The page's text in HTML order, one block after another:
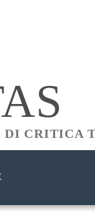
CRITICA